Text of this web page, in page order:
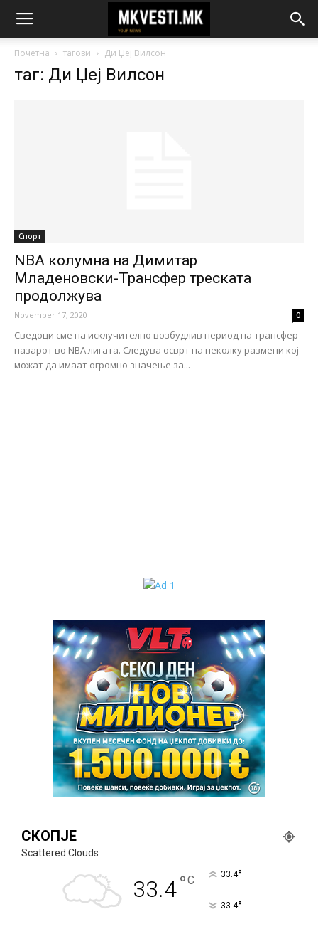
Почетна тагови Ди Џеј Вилсон
таг: Ди Џеј Вилсон
Спорт
NBA колумна на Димитар
Младеновски-Трансфер треската
продолжува
November 17, 2020 0
Сведоци сме на исклучително возбудлив период на трансфер
пазарот во NBA лигата. Следува осврт на неколку размени кој
можат да имаат огромно значење за...
СКОПЈЕ
Scattered Clouds
33.4°C 33.4°
33.4°